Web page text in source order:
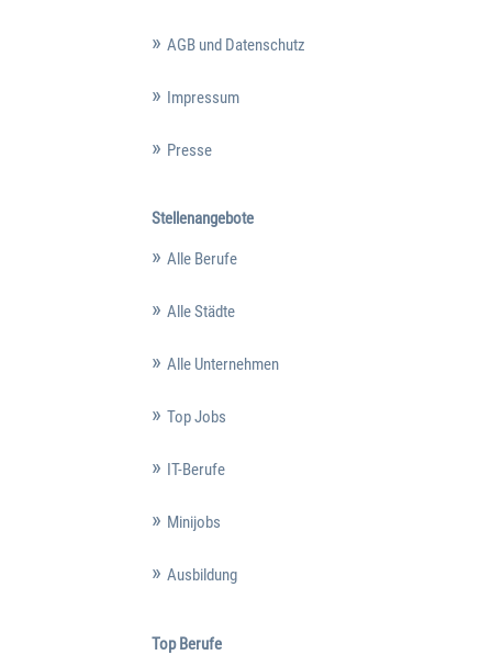
AGB und Datenschutz
Impressum
Presse
Stellenangebote
Alle Berufe
Alle Städte
Alle Unternehmen
Top Jobs
IT-Berufe
Minijobs
Ausbildung
Top Berufe